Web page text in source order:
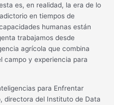
es, en realidad, la era de lo
en tiempos de
humanas están
trabajamos desde
agrícola que combina
campo y experiencia para
para Enfrentar
directora del Instituto de Data